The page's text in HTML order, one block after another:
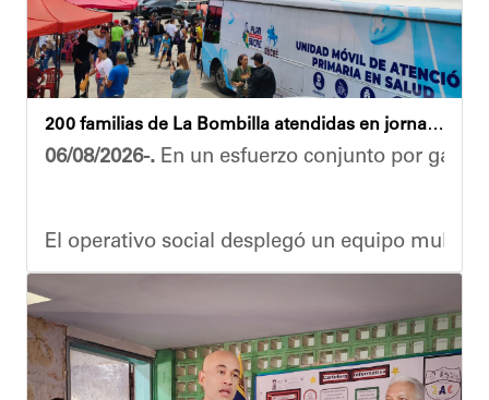
Yois Coellar
200 familias de La Bombilla atendidas en jornada integral
06/08/2026-. En un esfuerzo conjunto por
El operativo social desplegó un equipo
Durante la actividad, los asistentes contaron